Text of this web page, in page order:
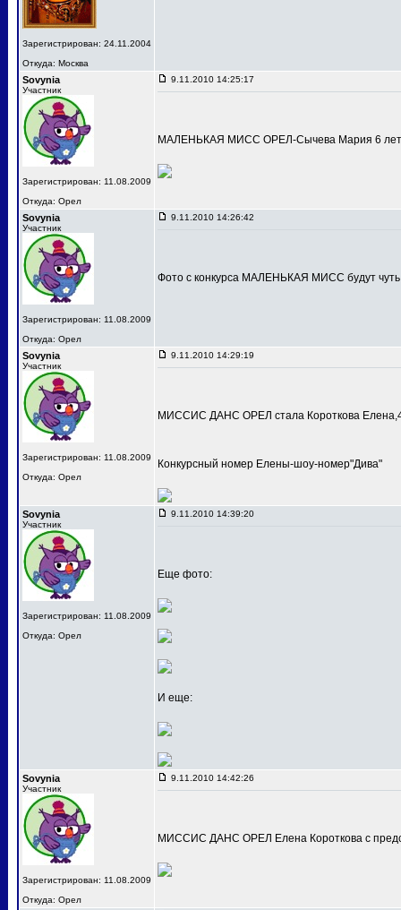
Зарегистрирован: 24.11.2004
Откуда: Москва
Sovynia
Участник
Зарегистрирован: 11.08.2009
Откуда: Орел
9.11.2010 14:25:17
МАЛЕНЬКАЯ МИСС ОРЕЛ-Сычева Мария 6
Sovynia
Участник
Зарегистрирован: 11.08.2009
Откуда: Орел
9.11.2010 14:26:42
Фото с конкурса МАЛЕНЬКАЯ МИСС будут
Sovynia
Участник
Зарегистрирован: 11.08.2009
Откуда: Орел
9.11.2010 14:29:19
МИССИС ДАНС ОРЕЛ стала Короткова
Конкурсный номер Елены-шоу-номер"Дива"
Sovynia
Участник
Зарегистрирован: 11.08.2009
Откуда: Орел
9.11.2010 14:39:20
Еще фото:
И еще:
Sovynia
Участник
Зарегистрирован: 11.08.2009
Откуда: Орел
9.11.2010 14:42:26
МИССИС ДАНС ОРЕЛ Елена Короткова с